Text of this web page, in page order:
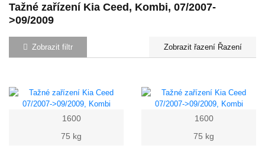
Tažné zařízení Kia Ceed, Kombi, 07/2007-
>09/2009
Zobrazit filtr Řazení
1600
75 kg
1600
75 kg